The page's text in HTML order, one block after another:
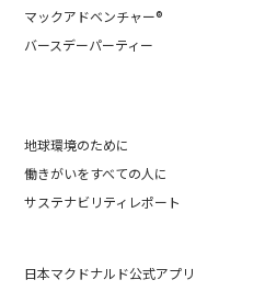
マックアドベンチャー®
バースデーパーティー
地球環境のために
働きがいをすべての人に
サステナビリティレポート
日本マクドナルド公式アプリ